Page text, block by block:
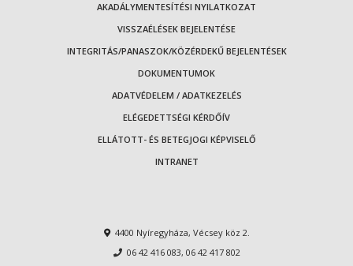
AKADÁLYMENTESÍTÉSI NYILATKOZAT
VISSZAÉLÉSEK BEJELENTÉSE
INTEGRITÁS/PANASZOK/KÖZÉRDEKŰ BEJELENTÉSEK
DOKUMENTUMOK
ADATVÉDELEM / ADATKEZELÉS
ELÉGEDETTSÉGI KÉRDŐÍV
ELLÁTOTT- ÉS BETEGJOGI KÉPVISELŐ
INTRANET
4400 Nyíregyháza, Vécsey köz 2.
06 42 416 083, 06 42 417 802